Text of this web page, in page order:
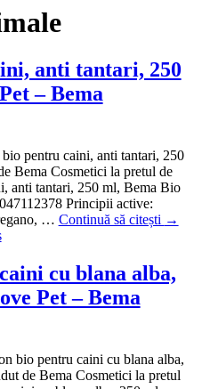
anti tantari, 250
– Bema
pentru caini, anti tantari, 250
Bema Cosmetici la pretul de
anti tantari, 250 ml, Bema Bio
Principii active:
… Continuă să citești →
cu blana alba,
Pet – Bema
bio pentru caini cu blana alba,
de Bema Cosmetici la pretul